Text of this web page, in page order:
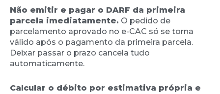
Não emitir e pagar o DARF da primeira
parcela imediatamente. O pedido de
parcelamento aprovado no e-CAC só se torna
válido após o pagamento da primeira parcela.
Deixar passar o prazo cancela tudo
automaticamente.
Calcular o débito por estimativa própria e